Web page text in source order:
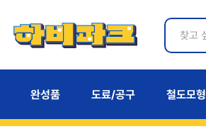
완성품 도료/공구 철도모형